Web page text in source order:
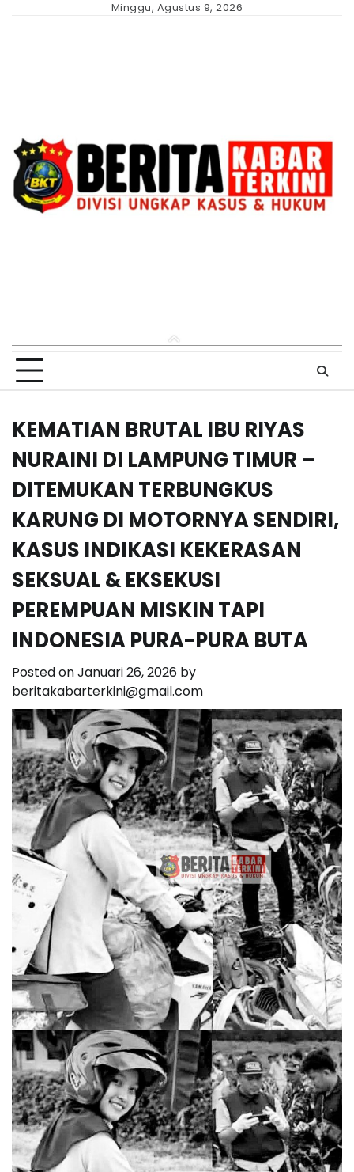
Minggu, Agustus 9, 2026
KEMATIAN BRUTAL IBU RIYAS
NURAINI DI LAMPUNG TIMUR –
DITEMUKAN TERBUNGKUS
KARUNG DI MOTORNYA SENDIRI,
KASUS INDIKASI KEKERASAN
SEKSUAL & EKSEKUSI
PEREMPUAN MISKIN TAPI
INDONESIA PURA-PURA BUTA
Posted onJanuari 26, 2026 by
beritakabarterkini@gmail.com